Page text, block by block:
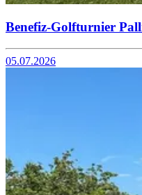
Benefiz-Golfturnier
05.07.2026